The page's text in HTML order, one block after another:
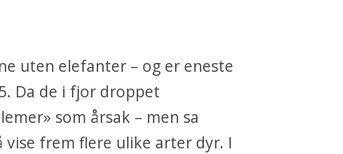
uten elefanter – og er eneste
Da de i fjor droppet
som årsak – men sa
frem flere ulike arter dyr. I